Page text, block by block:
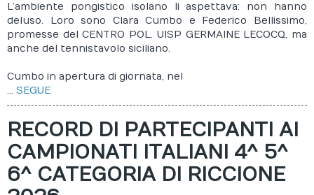
L’ambiente pongistico isolano li aspettava: non hanno
deluso. Loro sono Clara Cumbo e Federico Bellissimo,
promesse del CENTRO POL. UISP GERMAINE LECOCQ, ma
anche del tennistavolo siciliano.
Cumbo in apertura di giornata, nel
... SEGUE
RECORD DI PARTECIPANTI AI
CAMPIONATI ITALIANI 4^ 5^
6^ CATEGORIA DI RICCIONE